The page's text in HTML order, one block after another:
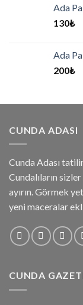
Ada
130₺
Ada
200₺
CUNDA ADASI
Cunda Adası
Cundalıların
ayırın. Görmek
yeni maceralar
CUNDA